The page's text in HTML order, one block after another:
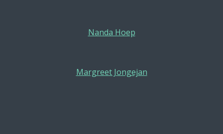
Nanda Hoep
Margreet Jongejan